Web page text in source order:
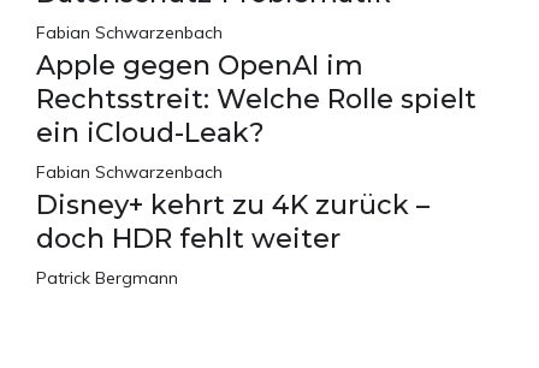
Fabian Schwarzenbach
Apple gegen OpenAI im
Rechtsstreit: Welche Rolle spielt
ein iCloud-Leak?
Fabian Schwarzenbach
Disney+ kehrt zu 4K zurück –
doch HDR fehlt weiter
Patrick Bergmann